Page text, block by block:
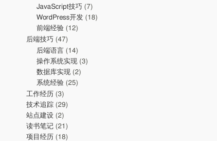
JavaScript技巧 (7)
WordPress开发 (18)
前端经验 (12)
后端技巧 (47)
后端语言 (14)
操作系统实现 (3)
数据库实现 (2)
系统经验 (25)
工作经历 (3)
技术追踪 (29)
站点建设 (2)
读书笔记 (21)
项目经历 (18)